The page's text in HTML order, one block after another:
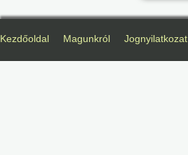
Kezdőoldal Magunkról Jognyilatkozat